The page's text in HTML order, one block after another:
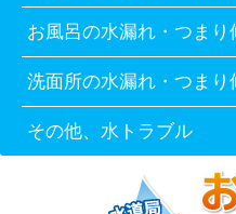
お風呂の水漏れ・つまり
洗面所の水漏れ・つまり
その他、水トラブル